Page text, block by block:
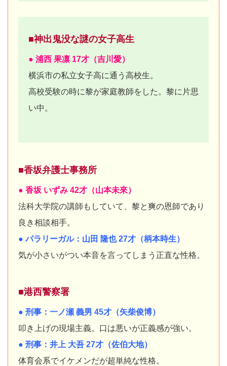
■神出鬼没な謎の女子高生
● 浦西 果凛 17才（吉川愛）
横浜市の私立女子高に通う高校生。
高校受験の時に黎が家庭教師をした。黎に片思
い中。
■香坂弁護士事務所
● 香坂 いずみ 42才（山本未來）
法科大学院の講師もしていて、黎と爽の恩師であり
良き相談相手。
● パラリーガル：山田 隆也 27才（柄本時生）
気が小さいがつい本音を言ってしまう正直な性格。
■港西警察署
● 刑事：一ノ瀬 義男 45才（矢柴俊博）
叩き上げの現場主義。口は悪いが正義感が強い。
● 刑事：井上 大吾 27才（佐伯大地）
体育会系でイケメンだが超単純な性格。